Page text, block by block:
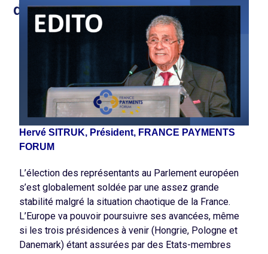
de l’industrie bancaire française.
Hervé SITRUK, Président, FRANCE PAYMENTS
FORUM
L’élection des représentants au Parlement européen
s’est globalement soldée par une assez grande
stabilité malgré la situation chaotique de la France.
L’Europe va pouvoir poursuivre ses avancées, même
si les trois présidences à venir (Hongrie, Pologne et
Danemark) étant assurées par des Etats-membres